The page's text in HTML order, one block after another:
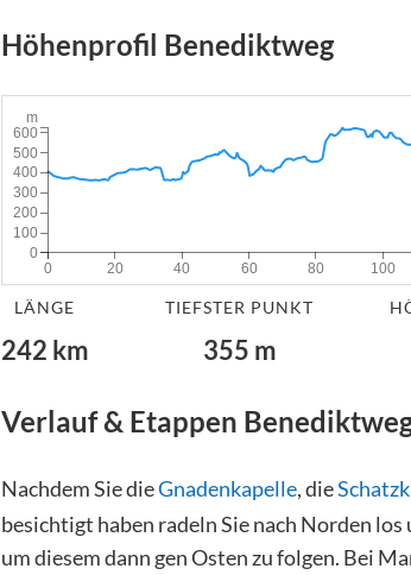
Höhenprofil Benediktweg
0 20 40 60 80 100
0
100
200
300
400
500
600
m
LÄNGE
242 km
TIEFSTER PUNKT
355 m
Verlauf & Etappen
Nachdem Sie dieGnadenkapelle, die
besichtigt haben radeln Sie nach Norden
um diesem dann gen Osten zu folgen. Bei